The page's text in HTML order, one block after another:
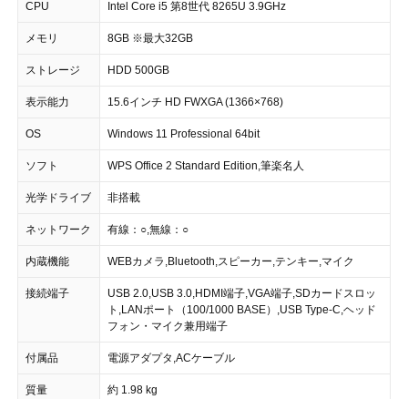
CPU Intel Core i5 第8世代 8265U 3.9GHz
メモリ 8GB ※最大32GB
ストレージ HDD 500GB
表示能力 15.6インチ HD FWXGA (1366×768)
OS Windows 11 Professional 64bit
ソフト WPS Office 2 Standard Edition,筆楽名人
光学ドライブ 非搭載
ネットワーク 有線：○,無線：○
内蔵機能 WEBカメラ,Bluetooth,スピーカー,テンキー,マイク
接続端子
USB 2.0,USB 3.0,HDMI端子,VGA端子,SDカードスロッ
ト,LANポート（100/1000 BASE）,USB Type-C,ヘッド
フォン・マイク兼用端子
付属品 電源アダプタ,ACケーブル
質量 約 1.98 kg